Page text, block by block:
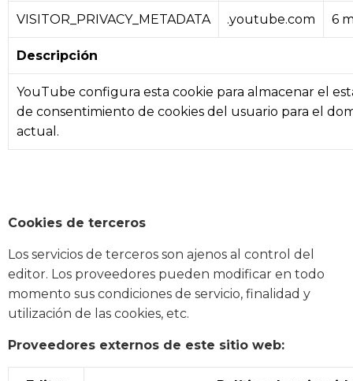
VISITOR_PRIVACY_METADATA .youtube.com 6
Descripción
YouTube configura esta cookie para almacenar el
de consentimiento de cookies del usuario para el
actual.
Cookies de terceros
Los servicios de terceros son ajenos al control del
editor. Los proveedores pueden modificar en todo
momento sus condiciones de servicio, finalidad y
utilización de las cookies, etc.
Proveedores externos de este sitio web: